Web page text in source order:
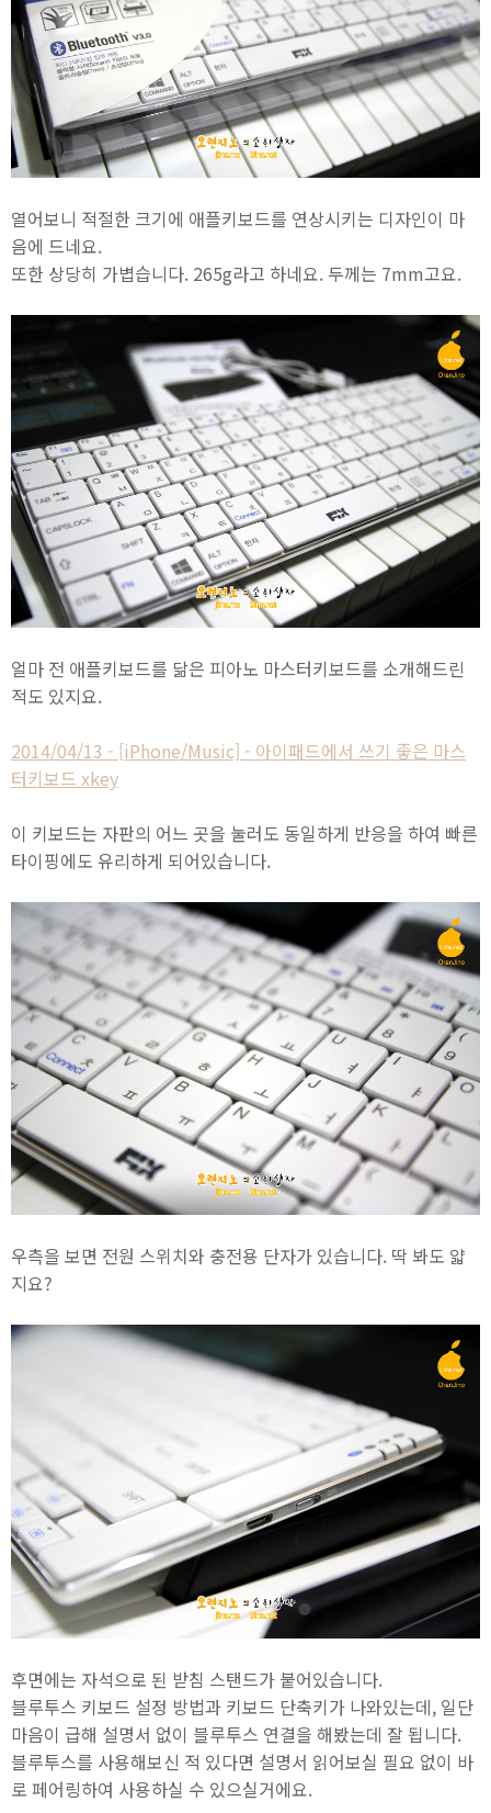
열어보니 적절한 크기에 애플키보드를 연상시키는 디자인이 마
음에 드네요.
또한 상당히 가볍습니다. 265g라고 하네요. 두께는 7mm고요.
얼마 전 애플키보드를 닮은 피아노 마스터키보드를 소개해드린
적도 있지요.
2014/04/13 - [iPhone/Music] - 아이패드에서 쓰기 좋은 마스
터키보드 xkey
이 키보드는 자판의 어느 곳을 눌러도 동일하게 반응을 하여 빠른
타이핑에도 유리하게 되어있습니다.
우측을 보면 전원 스위치와 충전용 단자가 있습니다. 딱 봐도 얇
지요?
후면에는 자석으로 된 받침 스탠드가 붙어있습니다.
블루투스 키보드 설정 방법과 키보드 단축키가 나와있는데, 일단
마음이 급해 설명서 없이 블루투스 연결을 해봤는데 잘 됩니다.
블루투스를 사용해보신 적 있다면 설명서 읽어보실 필요 없이 바
로 페어링하여 사용하실 수 있으실거에요.